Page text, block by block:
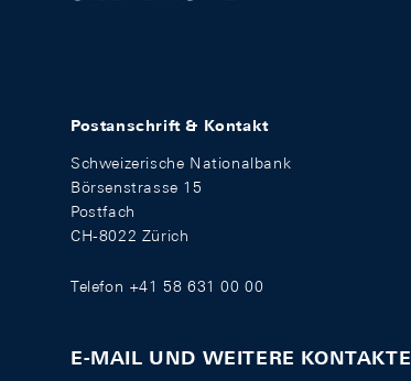
Postanschrift & Kontakt
Schweizerische Nationalbank
Börsenstrasse 15
Postfach
CH-8022 Zürich
Telefon +41 58 631 00 00
E-MAIL UND WEITERE KONTAKTE